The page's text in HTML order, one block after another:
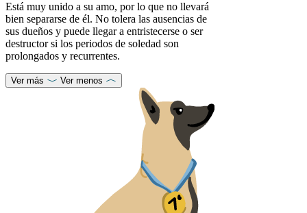
Está muy unido a su amo, por lo que no llevará
bien separarse de él. No tolera las ausencias de
sus dueños y puede llegar a entristecerse o ser
destructor si los periodos de soledad son
prolongados y recurrentes.
Ver más Ver menos